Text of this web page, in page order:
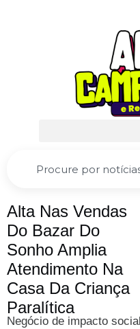
Alta Nas Vendas
Do Bazar Do
Sonho Amplia
Atendimento Na
Casa Da Criança
Paralítica
Negócio de impacto social